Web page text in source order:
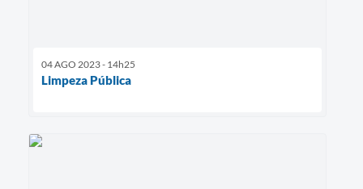
04 AGO 2023 - 14h25
Limpeza Pública